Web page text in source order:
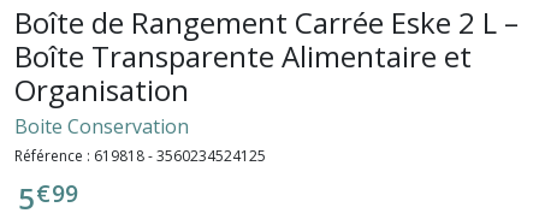
Boîte de Rangement Carrée Eske 2 L –
Boîte Transparente Alimentaire et
Organisation
Boite Conservation
Référence : 619818 - 3560234524125
5€99